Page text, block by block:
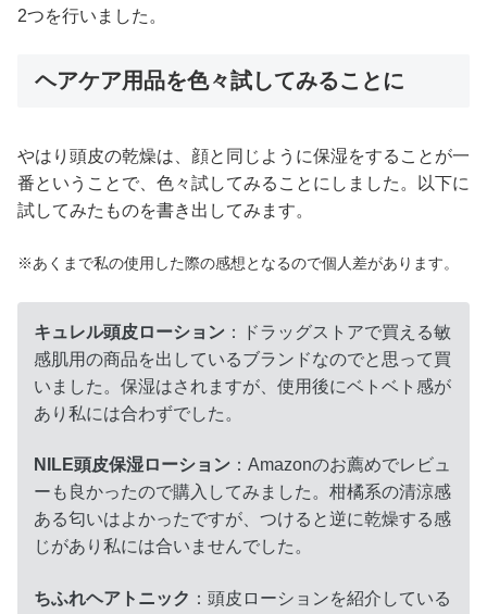
2つを行いました。
ヘアケア用品を色々試してみることに
やはり頭皮の乾燥は、顔と同じように保湿をすることが一
番ということで、色々試してみることにしました。以下に
試してみたものを書き出してみます。
※あくまで私の使用した際の感想となるので個人差があります。
キュレル頭皮ローション ：ドラッグストアで買える敏
感肌用の商品を出しているブランドなのでと思って買
いました。保湿はされますが、使用後にベトベト感が
あり私には合わずでした。
NILE頭皮保湿ローション ：Amazonのお薦めでレビュ
ーも良かったので購入してみました。柑橘系の清涼感
ある匂いはよかったですが、つけると逆に乾燥する感
じがあり私には合いませんでした。
ちふれヘアトニック ：頭皮ローションを紹介している